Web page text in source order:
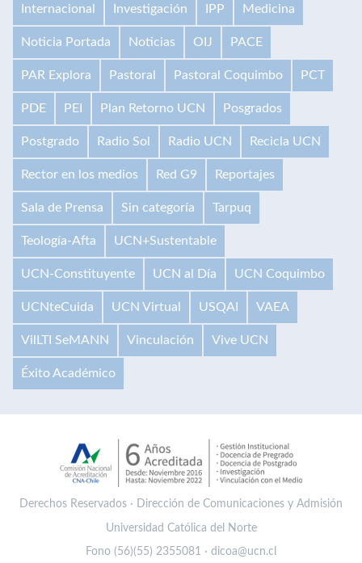
Internacional Investigación IPP Medicina
Noticia Portada Noticias OIJ PACE
PAR Explora Pastoral Pastoral Coquimbo PCT
PDE PEI Plan Retorno UCN Posgrados
Postgrado Radio Sol Radio UCN Recicla UCN
Rector en los medios Red G9 Reportajes
Sala de Prensa Sin categoría Tarpuq
Teología-Afta UCN+Sustentable
UCN-Constituyente UCN al Día UCN Coquimbo
UCNteCuida UCN Virtual USQAI VAEA
VilLTI SeMANN Vinculación Vive UCN
Éxito Académico
Derechos Reservados · Dirección de Comunicaciones y Admisión
Universidad Católica del Norte
Fono (56)(55) 2355081 · dicoa@ucn.cl